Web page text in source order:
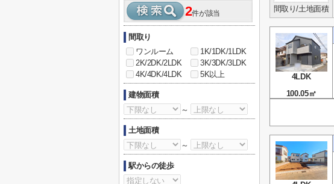
間取り/土地面積
4LDK
100.05㎡
2件が該当
間取り
ワンルーム
1K/1DK/1LDK
2K/2DK/2LDK
3K/3DK/3LDK
4K/4DK/4LDK
5K以上
建物面積
～
土地面積
～
駅からの徒歩